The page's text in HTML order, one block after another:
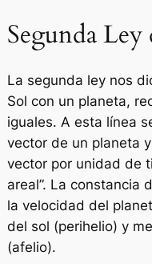
Segunda
La segunda ley nos
Sol con un planeta,
iguales. A esta línea
vector de un planeta
vector por unidad de
areal”. La constancia
la velocidad del
del sol (perihelio) y
(afelio).